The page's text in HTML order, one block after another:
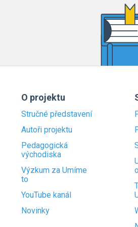
O projektu
Stručné představení
Autoři projektu
Pedagogická
východiska
Výzkum za Umíme
to
YouTube kanál
Novinky